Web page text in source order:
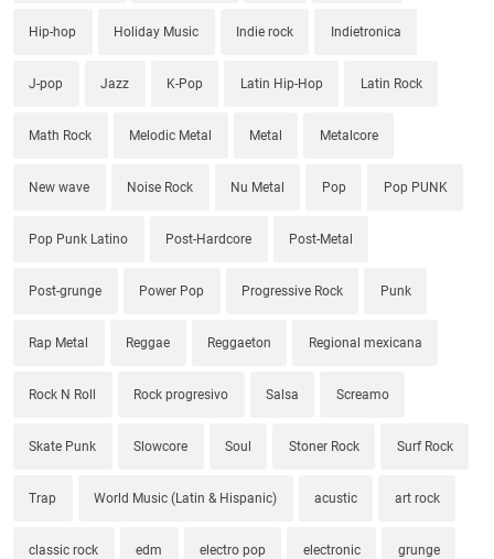
Hip-hop Holiday Music Indie rock Indietronica
J-pop Jazz K-Pop Latin Hip-Hop Latin Rock
Math Rock Melodic Metal Metal Metalcore
New wave Noise Rock Nu Metal Pop Pop PUNK
Pop Punk Latino Post-Hardcore Post-Metal
Post-grunge Power Pop Progressive Rock Punk
Rap Metal Reggae Reggaeton Regional mexicana
Rock N Roll Rock progresivo Salsa Screamo
Skate Punk Slowcore Soul Stoner Rock Surf Rock
Trap World Music (Latin & Hispanic) acustic art rock
classic rock edm electro pop electronic grunge